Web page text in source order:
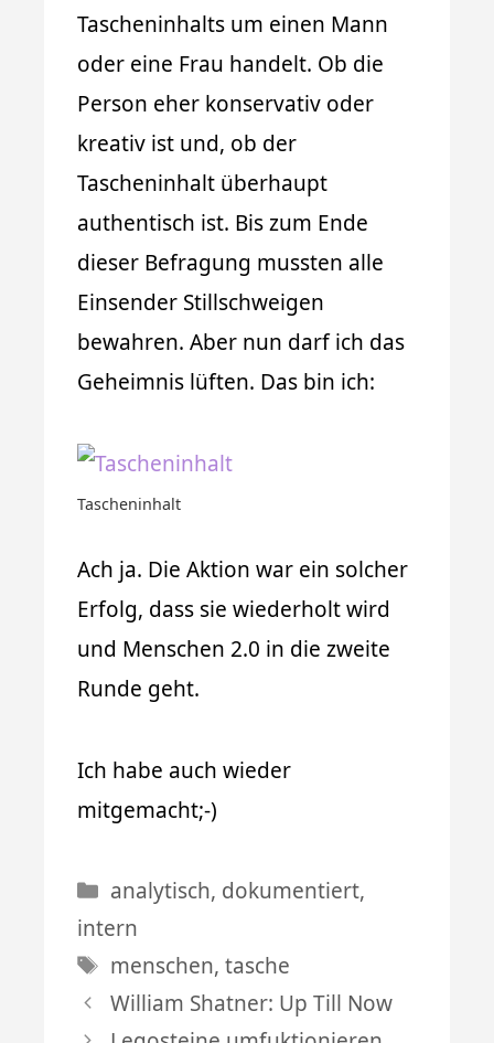
Tascheninhalts um einen Mann
oder eine Frau handelt. Ob die
Person eher konservativ oder
kreativ ist und, ob der
Tascheninhalt überhaupt
authentisch ist. Bis zum Ende
dieser Befragung mussten alle
Einsender Stillschweigen
bewahren. Aber nun darf ich das
Geheimnis lüften. Das bin ich:
Tascheninhalt
Ach ja. Die Aktion war ein solcher
Erfolg, dass sie wiederholt wird
und Menschen 2.0 in die zweite
Runde geht.
Ich habe auch wieder
mitgemacht;-)
Kategorien
analytisch, dokumentiert,
intern
Schlagwörter
menschen,tasche
William Shatner: Up Till Now